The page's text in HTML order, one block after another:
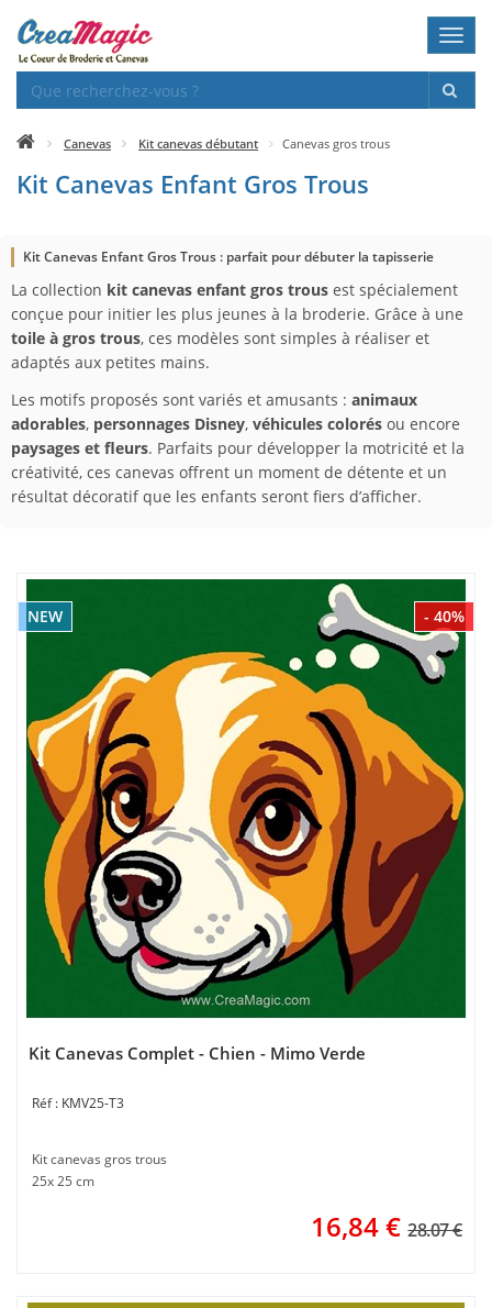
Canevas Kit canevas débutant Canevas gros trous
Kit Canevas Enfant Gros Trous
Kit Canevas Enfant Gros Trous : parfait pour débuter la tapisserie
La collection kit canevas enfant gros trous est spécialement
conçue pour initier les plus jeunes à la broderie. Grâce à une
toile à gros trous, ces modèles sont simples à réaliser et
adaptés aux petites mains.
Les motifs proposés sont variés et amusants : animaux
adorables, personnages Disney, véhicules colorés ou encore
paysages et fleurs. Parfaits pour développer la motricité et la
créativité, ces canevas offrent un moment de détente et un
résultat décoratif que les enfants seront fiers d’afficher.
- 40%
NEW
Kit Canevas Complet - Chien - Mimo Verde
KMV25-T3
Kit canevas gros trous
25x 25 cm
16,84€ 28.07 €